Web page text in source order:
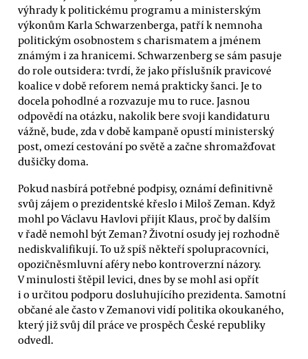
výhrady k politickému programu a ministerským
výkonům Karla Schwarzenberga, patří k nemnoha
politickým osobnostem s charismatem a jménem
známým i za hranicemi. Schwarzenberg se sám pasuje
do role outsidera: tvrdí, že jako příslušník pravicové
koalice v době reforem nemá prakticky šanci. Je to
docela pohodlné a rozvazuje mu to ruce. Jasnou
odpovědí na otázku, nakolik bere svoji kandidaturu
vážně, bude, zda v době kampaně opustí ministerský
post, omezí cestování po světě a začne shromažďovat
dušičky doma.
Pokud nasbírá potřebné podpisy, oznámí definitivně
svůj zájem o prezidentské křeslo i Miloš Zeman. Když
mohl po Václavu Havlovi přijít Klaus, proč by dalším
v řadě nemohl být Zeman? Životní osudy jej rozhodně
nediskvalifikují. To už spíš někteří spolupracovníci,
opozičněsmluvní aféry nebo kontroverzní názory.
V minulosti štěpil levici, dnes by se mohl asi opřít
i o určitou podporu dosluhujícího prezidenta. Samotní
občané ale často v Zemanovi vidí politika okoukaného,
který již svůj díl práce ve prospěch České republiky
odvedl.